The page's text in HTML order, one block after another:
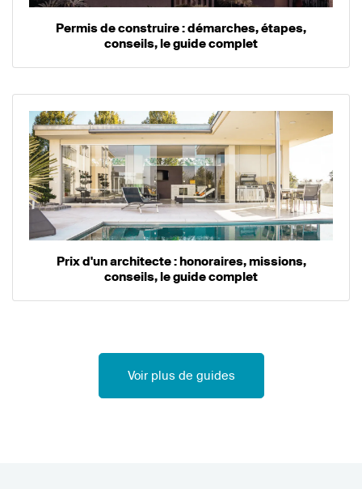
Permis de construire : démarches, étapes,
conseils, le guide complet
Prix d'un architecte : honoraires, missions,
conseils, le guide complet
Voir plus de guides